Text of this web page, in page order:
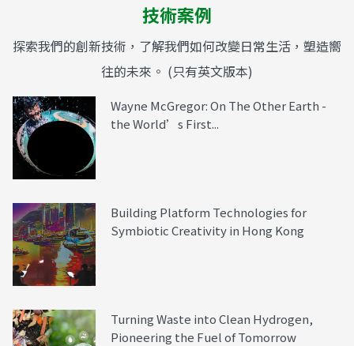
技術案例
探索我們的創新技術，了解我們如何改變日常生活，塑造嚮
往的未來。 (只有英文版本)
Wayne McGregor: On The Other Earth -
the World’s First...
Building Platform Technologies for
Symbiotic Creativity in Hong Kong
Turning Waste into Clean Hydrogen,
Pioneering the Fuel of Tomorrow